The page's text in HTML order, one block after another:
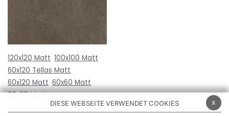
120x120 Matt 100x100 Matt
60x120 Tellas Matt
60x120 Matt 60x60 Matt
30x60 Matt
x
DIESE WEBSEITE VERWENDET COOKIES